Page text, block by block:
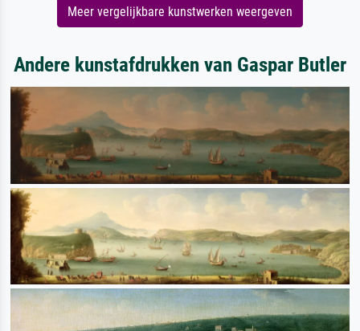
Meer vergelijkbare kunstwerken weergeven
Andere kunstafdrukken van Gaspar Butler